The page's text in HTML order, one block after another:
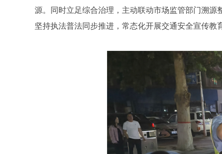
源。同时立足综合治理，主动联动市场监管部门溯
坚持执法普法同步推进，常态化开展交通安全宣传